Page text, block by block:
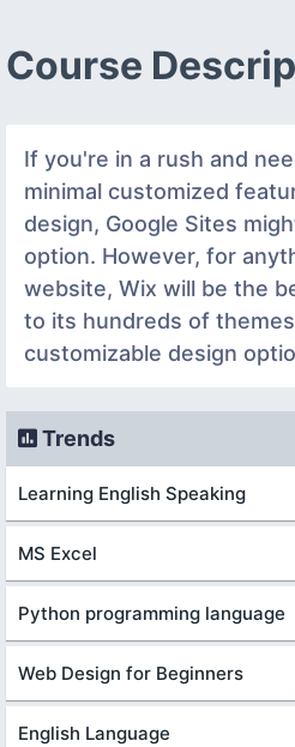
Course
If you're in a rush and
minimal customized
design, Google Sites
option. However, for
website, Wix will be the
to its hundreds of
customizable design
Trends
Learning English Speaking
MS Excel
Python programming language
Web Design for Beginners
English Language